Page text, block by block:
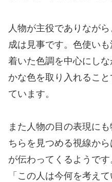
人物が主役でありなが
成は見事です。色使い
着いた色調を中心にし
かな色を取り入れるこ
ています。
また人物の目の表現に
ちらを見つめる視線か
が伝わってくるようです
「この人は今何を考え